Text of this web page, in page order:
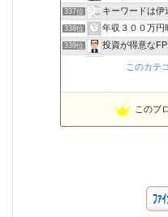
337位 キーワードは伊
338位 年収３００万円
339位 投資が得意なFPが
自衛官生活支援
クレカ現金化で嘘
このカテ
このブ